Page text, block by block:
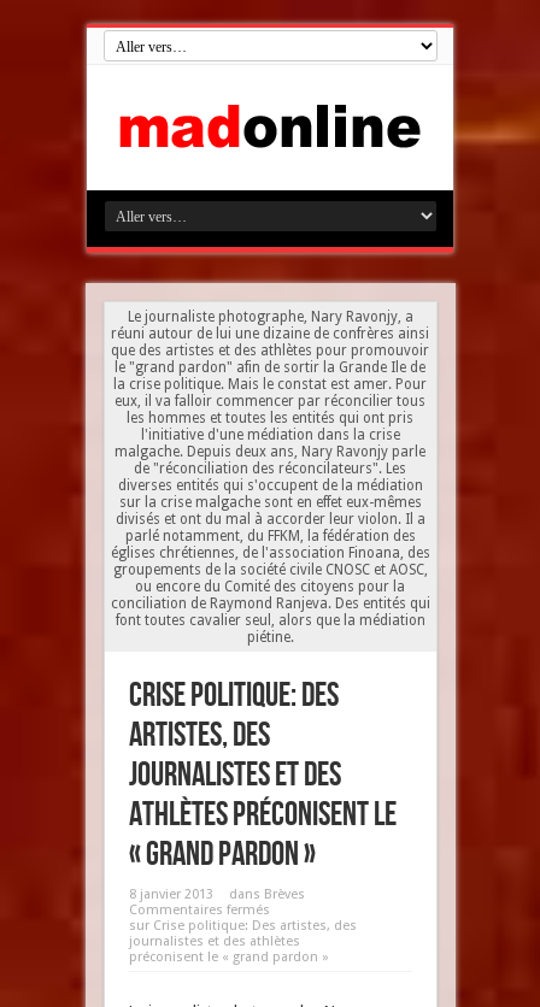
Le journaliste photographe, Nary Ravonjy, a
réuni autour de lui une dizaine de confrères ainsi
que des artistes et des athlètes pour promouvoir
le "grand pardon" afin de sortir la Grande Ile de
la crise politique. Mais le constat est amer. Pour
eux, il va falloir commencer par réconcilier tous
les hommes et toutes les entités qui ont pris
l'initiative d'une médiation dans la crise
malgache. Depuis deux ans, Nary Ravonjy parle
de "réconciliation des réconcilateurs". Les
diverses entités qui s'occupent de la médiation
sur la crise malgache sont en effet eux-mêmes
divisés et ont du mal à accorder leur violon. Il a
parlé notamment, du FFKM, la fédération des
églises chrétiennes, de l'association Finoana, des
groupements de la société civile CNOSC et AOSC,
ou encore du Comité des citoyens pour la
conciliation de Raymond Ranjeva. Des entités qui
font toutes cavalier seul, alors que la médiation
piétine.
Crise politique: Des
artistes, des
journalistes et des
athlètes préconisent le
« grand pardon »
8 janvier 2013 dans Brèves
Commentaires fermés
sur Crise politique: Des artistes, des
journalistes et des athlètes
préconisent le « grand pardon »